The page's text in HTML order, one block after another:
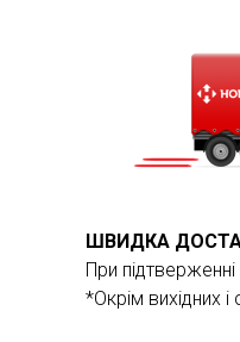
ШВИДКА
При
*Окрім вихідних і